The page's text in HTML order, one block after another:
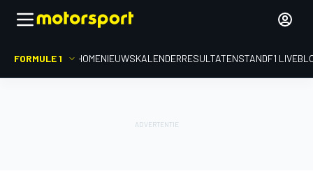
FORMULE 1 HOMENIEUWSKALENDERRESULTATENSTANDF1